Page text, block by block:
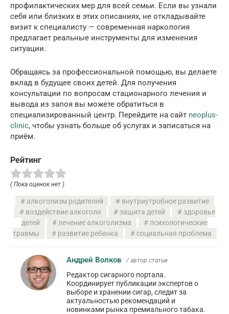
профилактических мер для всей семьи. Если вы узнали
себя или близких в этих описаниях, не откладывайте
визит к специалисту — современная наркология
предлагает реальные инструменты для изменения
ситуации.
Обращаясь за профессиональной помощью, вы делаете
вклад в будущее своих детей. Для получения
консультации по вопросам стационарного лечения и
вывода из запоя вы можете обратиться в
специализированный центр. Перейдите на сайт neoplus-
clinic, чтобы узнать больше об услугах и записаться на
приём.
Рейтинг
( Пока оценок нет )
алкоголизм родителей
внутриутробное развитие
воздействие алкоголя
защита детей
здоровье
детей
лечение алкоголизма
психологические
травмы
развитие ребенка социальная проблема
Андрей Волков / автор статьи
Редактор сигарного портала.
Координирует публикации экспертов о
выборе и хранении сигар, следит за
актуальностью рекомендаций и
новинками рынка премиального табака.